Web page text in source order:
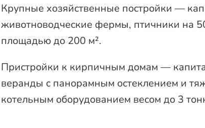
Крупные хозяйственные постройки —
животноводческие фермы, птичники на
площадью до 200 м².
Пристройки к кирпичным домам —
веранды с панорамным остеклением и
котельным оборудованием весом до 3